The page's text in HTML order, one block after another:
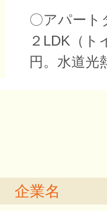
〇アパート
２LDK（ト
円。水道光
企業名